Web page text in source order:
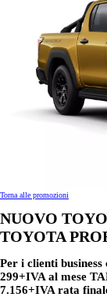
Torna alle promozioni
NUOVO
TOYOTA
Per i clienti
299+IVA al mese
7.156+IVA rata